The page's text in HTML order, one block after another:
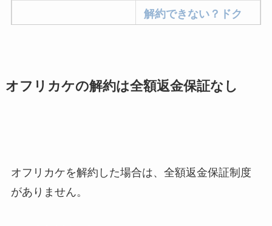
解約できない？ドク
解約方法まとめ！契
とめ！最短手続きや
オフリカケの解約は全額返金保証なし
オフリカケを解約した場合は、全額返金保証制度
がありません。